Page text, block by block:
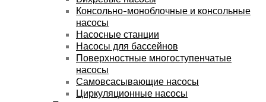
Консольно-моноблочные и консольные
насосы
Насосные станции
Насосы для бассейнов
Поверхностные многоступенчатые
насосы
Самовсасывающие насосы
Циркуляционные насосы